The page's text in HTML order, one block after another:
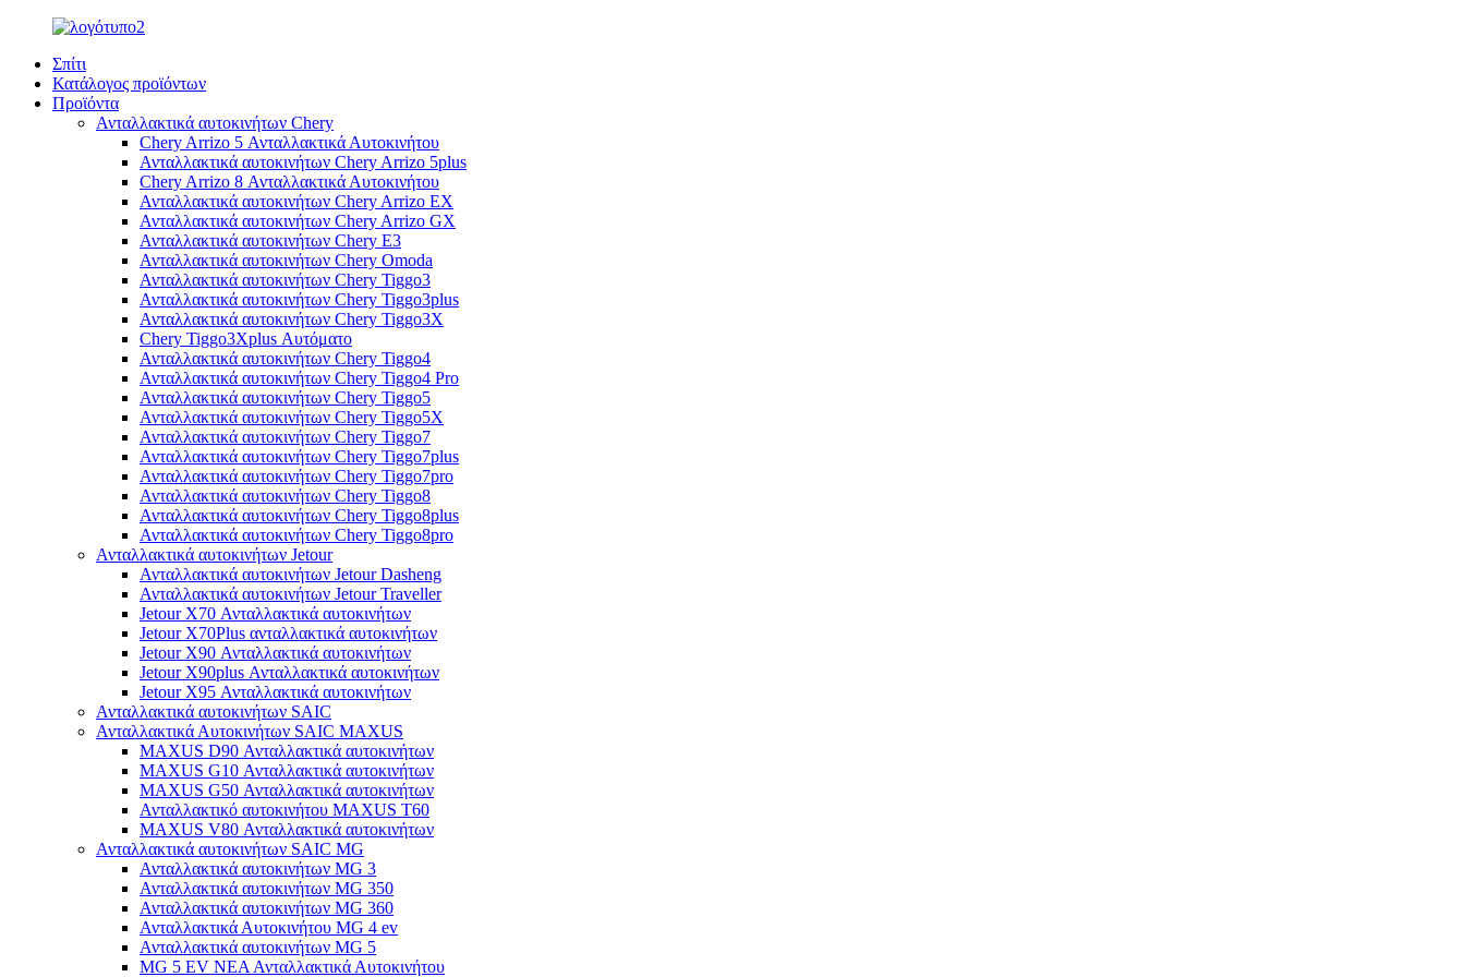
Σπίτι
Κατάλογος προϊόντων
Προϊόντα
Ανταλλακτικά αυτοκινήτων Chery
Chery Arrizo 5 Ανταλλακτικά Αυτοκινήτου
Ανταλλακτικά αυτοκινήτων Chery Arrizo 5plus
Chery Arrizo 8 Ανταλλακτικά Αυτοκινήτου
Ανταλλακτικά αυτοκινήτων Chery Arrizo EX
Ανταλλακτικά αυτοκινήτων Chery Arrizo GX
Ανταλλακτικά αυτοκινήτων Chery E3
Ανταλλακτικά αυτοκινήτων Chery Omoda
Ανταλλακτικά αυτοκινήτων Chery Tiggo3
Ανταλλακτικά αυτοκινήτων Chery Tiggo3plus
Ανταλλακτικά αυτοκινήτων Chery Tiggo3X
Chery Tiggo3Xplus Αυτόματο
Ανταλλακτικά αυτοκινήτων Chery Tiggo4
Ανταλλακτικά αυτοκινήτων Chery Tiggo4 Pro
Ανταλλακτικά αυτοκινήτων Chery Tiggo5
Ανταλλακτικά αυτοκινήτων Chery Tiggo5X
Ανταλλακτικά αυτοκινήτων Chery Tiggo7
Ανταλλακτικά αυτοκινήτων Chery Tiggo7plus
Ανταλλακτικά αυτοκινήτων Chery Tiggo7pro
Ανταλλακτικά αυτοκινήτων Chery Tiggo8
Ανταλλακτικά αυτοκινήτων Chery Tiggo8plus
Ανταλλακτικά αυτοκινήτων Chery Tiggo8pro
Ανταλλακτικά αυτοκινήτων Jetour
Ανταλλακτικά αυτοκινήτων Jetour Dasheng
Ανταλλακτικά αυτοκινήτων Jetour Traveller
Jetour X70 Ανταλλακτικά αυτοκινήτων
Jetour X70Plus ανταλλακτικά αυτοκινήτων
Jetour X90 Ανταλλακτικά αυτοκινήτων
Jetour X90plus Ανταλλακτικά αυτοκινήτων
Jetour X95 Ανταλλακτικά αυτοκινήτων
Ανταλλακτικά αυτοκινήτων SAIC
Ανταλλακτικά Αυτοκινήτων SAIC MAXUS
MAXUS D90 Ανταλλακτικά αυτοκινήτων
MAXUS G10 Ανταλλακτικά αυτοκινήτων
MAXUS G50 Ανταλλακτικά αυτοκινήτων
Ανταλλακτικό αυτοκινήτου MAXUS T60
MAXUS V80 Ανταλλακτικά αυτοκινήτων
Ανταλλακτικά αυτοκινήτων SAIC MG
Ανταλλακτικά αυτοκινήτων MG 3
Ανταλλακτικά αυτοκινήτων MG 350
Ανταλλακτικά αυτοκινήτων MG 360
Ανταλλακτικά Αυτοκινήτου MG 4 ev
Ανταλλακτικά αυτοκινήτων MG 5
MG 5 EV ΝΕΑ Ανταλλακτικά Αυτοκινήτου